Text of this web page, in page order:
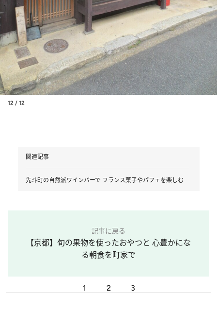
12 / 12
関連記事
先斗町の自然派ワインバーで フランス菓子やパフェを楽しむ
記事に戻る
【京都】旬の果物を使ったおやつと 心豊かにな
る朝食を町家で
1 2 3